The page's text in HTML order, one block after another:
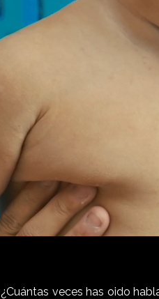
¿Cuántas veces has oido